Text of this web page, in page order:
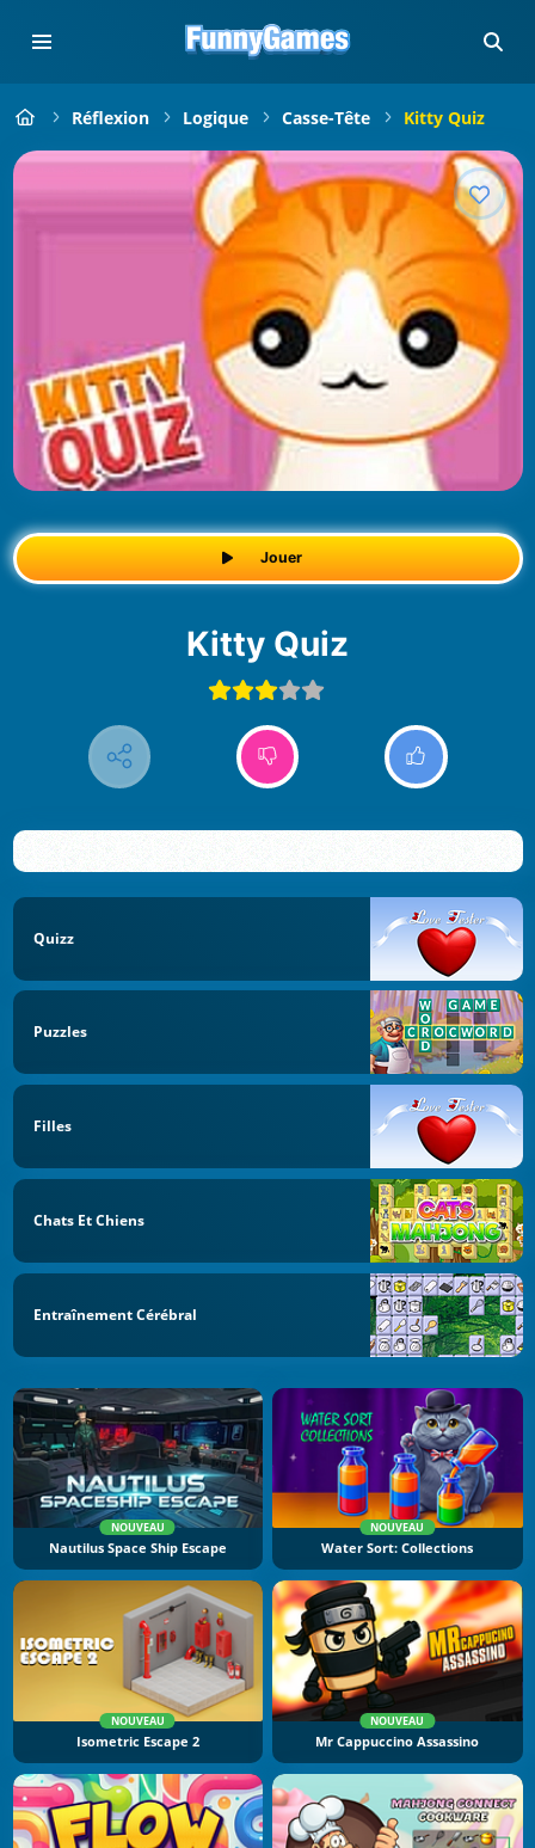
Réflexion Logique Casse-Tête Kitty Quiz
Jouer
Kitty Quiz
Quizz
Puzzles
Filles
Chats Et Chiens
Entraînement Cérébral
NOUVEAU
Nautilus Space Ship Escape
NOUVEAU
Water Sort: Collections
NOUVEAU
Isometric Escape 2
NOUVEAU
Mr Cappuccino Assassino